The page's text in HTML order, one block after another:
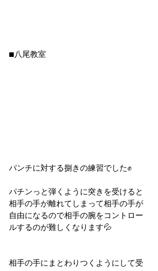
■八尾教室
パンチに対する捌きの練習でした✊
パチンっと弾くように突きを受けると
相手の手が離れてしまって相手の手が
自由になるので相手の腕をコントロー
ルするのが難しくなります💦
相手の手にまとわりつくようにして受